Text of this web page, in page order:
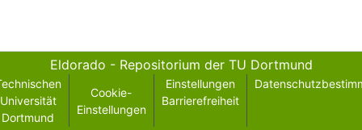
Eldorado - Repositorium der TU Dortmund
Universität
Dortmund
Cookie-
Einstellungen
Einstellungen
Barrierefreiheit